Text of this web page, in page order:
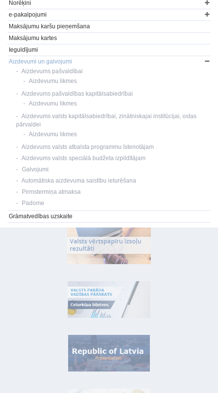
Norēķini
e-pakalpojumi
Maksājumu karšu pieņemšana
Maksājumu kartes
Ieguldījumi
Aizdevumi un galvojumi
Aizdevums pašvaldībai
Aizdevumu likmes
Aizdevums pašvaldības kapitālsabiedrībai
Aizdevumu likmes
Aizdevums valsts kapitālsabiedrībai, zinātniskajai institūcijai, ostas
pārvaldei
Aizdevumu likmes
Aizdevums valsts atbalsta programmu īstenotājam
Aizdevums valsts speciālā budžeta izpildītājam
Galvojumi
Automātiska aizdevuma saistību ieturēšana
Pirmstermiņa atmaksa
Padome
Grāmatvedības uzskaite